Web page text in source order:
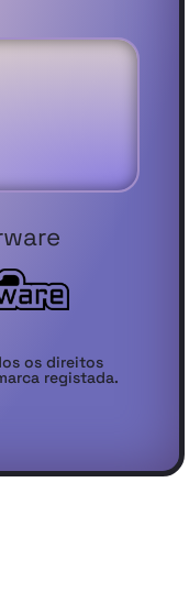
os direitos
registada.